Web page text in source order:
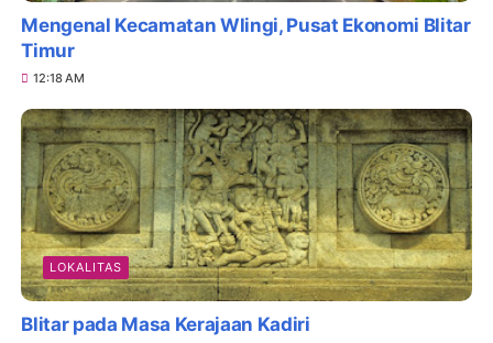
Mengenal Kecamatan Wlingi, Pusat Ekonomi Blitar
Timur
12:18 AM
LOKALITAS
Blitar pada Masa Kerajaan Kadiri